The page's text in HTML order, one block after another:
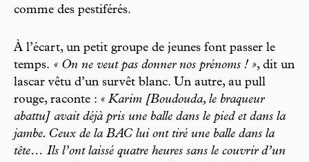
comme des pestiférés.
À l’écart, un petit groupe de jeunes font passer le
temps. « On ne veut pas donner nos prénoms ! », dit un
lascar vêtu d’un survêt blanc. Un autre, au pull
rouge, raconte : « Karim [Boudouda, le braqueur
abattu] avait déjà pris une balle dans le pied et dans la
jambe. Ceux de la BAC lui ont tiré une balle dans la
tête… Ils l’ont laissé quatre heures sans le couvrir d’un